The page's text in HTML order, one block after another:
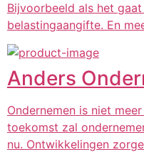
Bijvoorbeeld als het
belastingaangifte. En
Anders
Ondernemen is niet
toekomst zal
nu. Ontwikkelingen